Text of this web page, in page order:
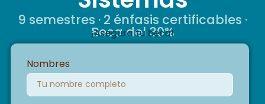
9 semestres · 2 énfasis certificables ·
Beca del 30%
¡Asegura tu beca!
Nombres